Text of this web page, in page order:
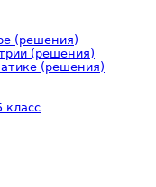
(решения)
(решения)
(решения)
класс